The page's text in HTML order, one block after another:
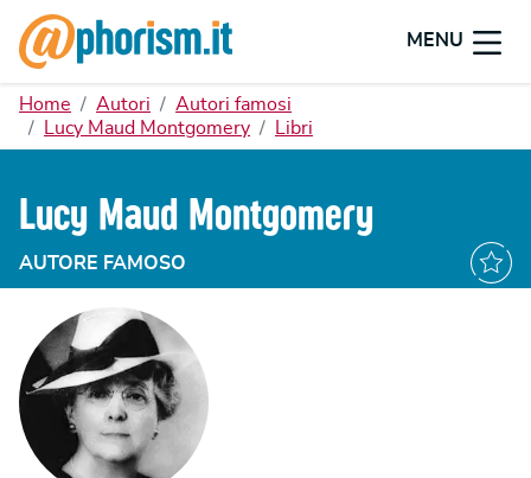
MENU
Home Autori
Autori famosi
Lucy Maud Montgomery
Libri
Lucy Maud Montgomery
AUTORE FAMOSO